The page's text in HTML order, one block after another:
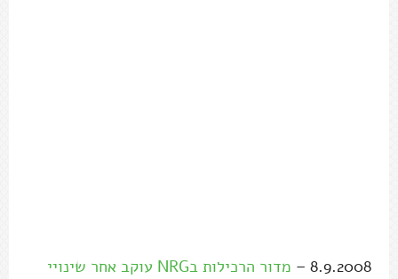
8.9.2008 –
מדור הרכילות בNRG עוקב אחר שינויי